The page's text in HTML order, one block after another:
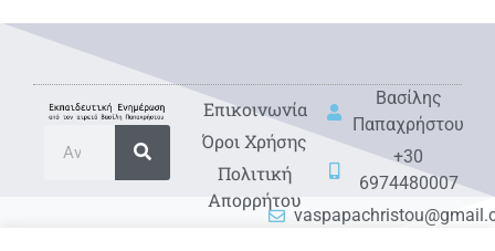
Eπικοινωνία
Όροι Χρήσης
Πολιτική
Απορρήτου
Βασίλης
Παπαχρήστου
+30
6974480007